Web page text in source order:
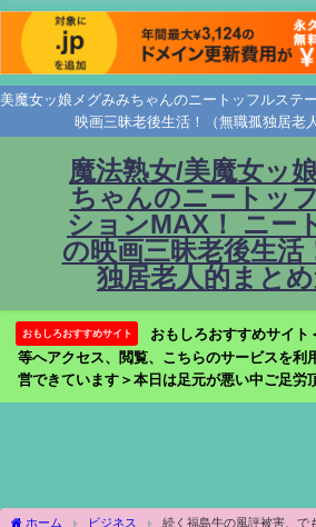
美魔女ッ娘メグみみちゃんのニートッフルステ
映画三昧老後生活！（無職孤独居老
魔法熟女/美魔女ッ
ちゃんのニートッ
ションMAX！ ニー
の映画三昧老後生活
独居老人的まと
おもしろおすすめサイト
おもしろおすすめサイト
等へアクセス、閲覧、こちらのサービスを利
営できています＞本日は足元が悪い中ご足労
ホーム ビジネス
続く福島牛の風評被害、